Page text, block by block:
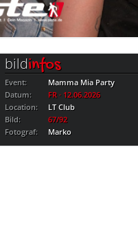
bildinfos
Event:
Mamma Mia Party
Datum:
FR · 12.06.2026
Location:
LT Club
Bild:
67/92
Fotograf:
Marko